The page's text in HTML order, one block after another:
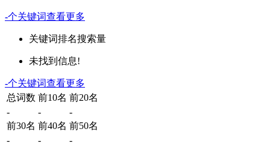
-个关键词查看更多
关键词排名搜索量
未找到信息!
-个关键词查看更多
总词数 前10名 前20名
-
-
-
前30名 前40名 前50名
-
-
-